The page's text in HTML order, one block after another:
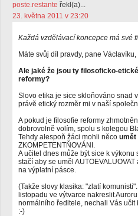
poste.restante řekl(a)...
23. května 2011 v 23:20
Každá vzdělávací koncepce má své
Máte svůj díl pravdy, pane
Ale jaké že jsou ty filosoficko-
reformy?
Slovo etika je sice skloňováno snad
právě etický rozměr mi v naší
A pokud je filosofie reformy
dobrovolně volím, spolu s kolegou
Tehdy alespoň žáci mohli něco umět
ZKOMPETENTŇOVÁNI.
A učitel dnes může být sice k výkonu
stačí aby se uměl
na výplatní pásce.
(Takže slovy klasika: "zlatí
listopadu ve výtvarce nakreslit
normálního ředitele, nechali Vás
:-)